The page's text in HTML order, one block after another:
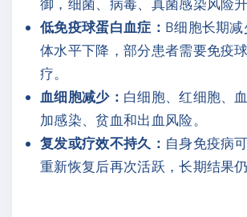
低免疫球蛋白血症： B细胞长期
体水平下降，部分患者需要免疫
疗。
血细胞减少： 白细胞、红细胞、
加感染、贫血和出血风险。
复发或疗效不持久： 自身免疫病
重新恢复后再次活跃，长期结果仍